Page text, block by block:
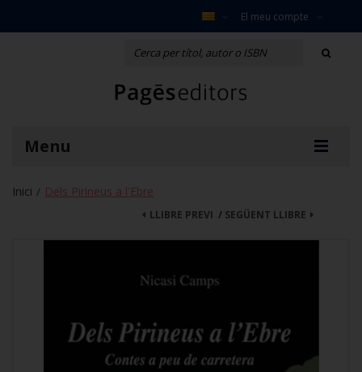
El meu compte
Menu
Inici / Dels Pirineus a l'Ebre
SEGÜENT LLIBRE
LLIBRE PREVI /